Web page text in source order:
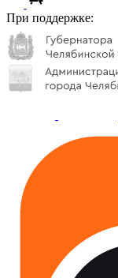
При поддержке: